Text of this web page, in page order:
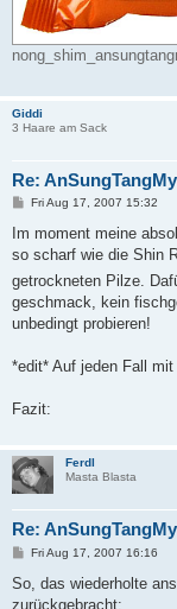
Giddi
3 Haare am Sack
Re:
P
s
Fri Aug 17, 2007 15:32
Im moment meine
so scharf wie die Shin
getrockneten Pilze.
geschmack, kein
unbedingt probieren!
*edit* Auf jeden Fall
Fazit:
Ferdl
Masta Blasta
Re:
P
s
Fri Aug 17, 2007 16:16
So, das wiederholte
zurückgebracht: